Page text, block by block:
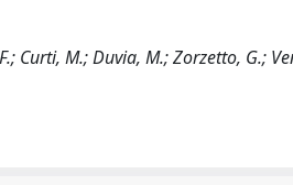
Curti, M.; Duvia, M.; Zorzetto, G.;